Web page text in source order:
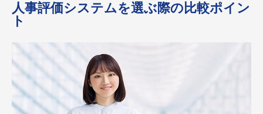
人事評価システムを選ぶ際の比較ポイン
ト